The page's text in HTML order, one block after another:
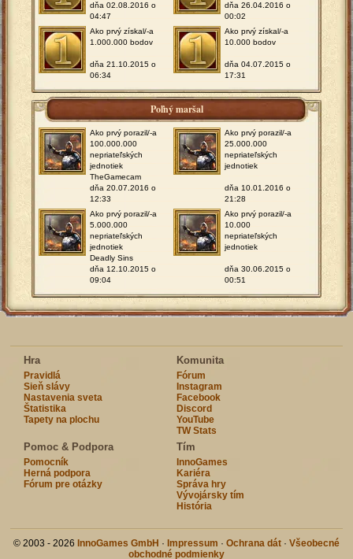
dňa 02.08.2016 o
04:47
dňa 26.04.2016 o
00:02
Ako prvý získal/-a
1.000.000 bodov
dňa 21.10.2015 o
06:34
Ako prvý získal/-a
10.000 bodov
dňa 04.07.2015 o
17:31
Poľný maršal
Ako prvý porazil/-a
100.000.000
nepriateľských
jednotiek
TheGamecam
dňa 20.07.2016 o
12:33
Ako prvý porazil/-a
25.000.000
nepriateľských
jednotiek
dňa 10.01.2016 o
21:28
Ako prvý porazil/-a
5.000.000
nepriateľských
jednotiek
Deadly Sins
dňa 12.10.2015 o
09:04
Ako prvý porazil/-a
10.000
nepriateľských
jednotiek
dňa 30.06.2015 o
00:51
Hra
Pravidlá
Sieň slávy
Nastavenia sveta
Štatistika
Tapety na plochu
Komunita
Fórum
Instagram
Facebook
Discord
YouTube
TW Stats
Pomoc & Podpora
Pomocník
Herná podpora
Fórum pre otázky
Tím
InnoGames
Kariéra
Správa hry
Vývojársky tím
História
© 2003 - 2026 InnoGames GmbH · Impressum · Ochrana dát· Všeobecné
obchodné podmienky